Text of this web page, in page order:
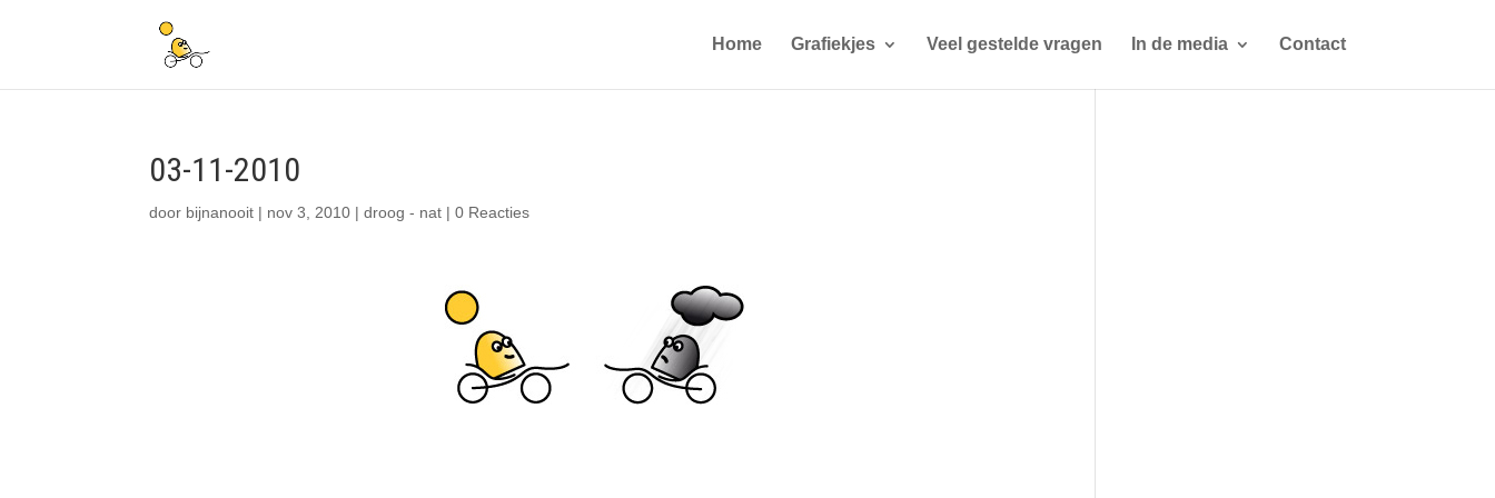
Home Grafiekjes Veel gestelde vragen In de media Contact
03-11-2010
door bijnanooit | nov 3, 2010 |droog - nat |0 Reacties